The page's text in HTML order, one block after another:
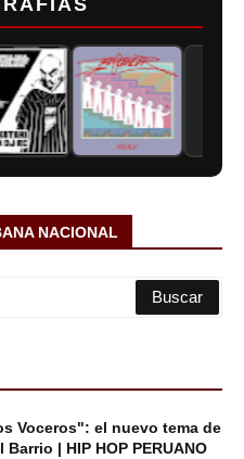
NACIONAL
Voceros": el nuevo tema de
| HIP HOP PERUANO